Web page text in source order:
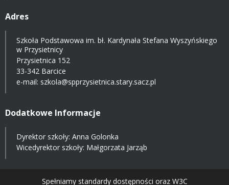
Adres
Szkoła Podstawowa im. bł. Kardynała Stefana Wyszyńskiego
w Przysietnicy
Przysietnica 152
33-342 Barcice
e-mail: szkola@spprzysietnica.stary.sacz.pl
Dodatkowe Informacje
Dyrektor szkoły: Anna Golonka
Wicedyrektor szkoły: Małgorzata Jarząb
Spełniamy standardy dostępności oraz W3C